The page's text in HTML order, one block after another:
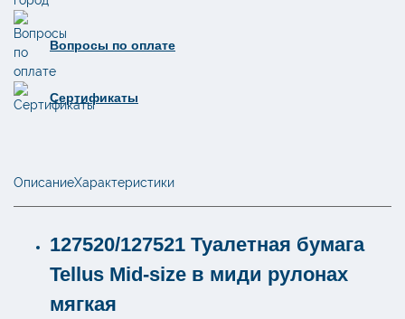
м
Т6
127521
/
127520
Вопросы по оплате
Сертификаты
ОписаниеХарактеристики
127520/127521 Туалетная бумага
Tellus Mid-size в миди рулонах
мягкая